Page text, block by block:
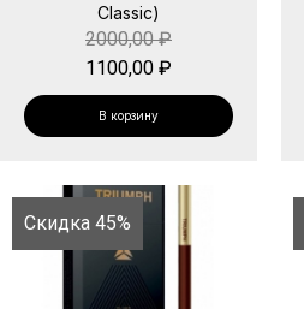
Classic)
2000,00₽
1100,00 ₽
В корзину
Скидка 45%